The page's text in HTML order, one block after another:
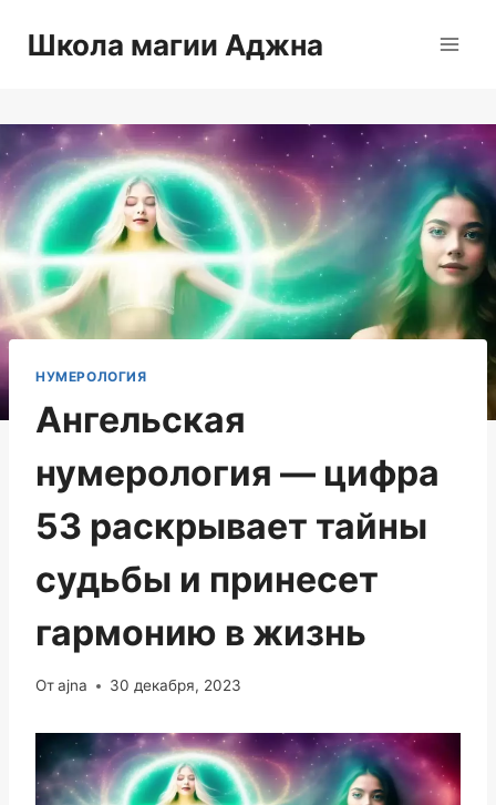
Школа магии Аджна
НУМЕРОЛОГИЯ
Ангельская
нумерология — цифра
53 раскрывает тайны
судьбы и принесет
гармонию в жизнь
Отajna 30 декабря, 2023